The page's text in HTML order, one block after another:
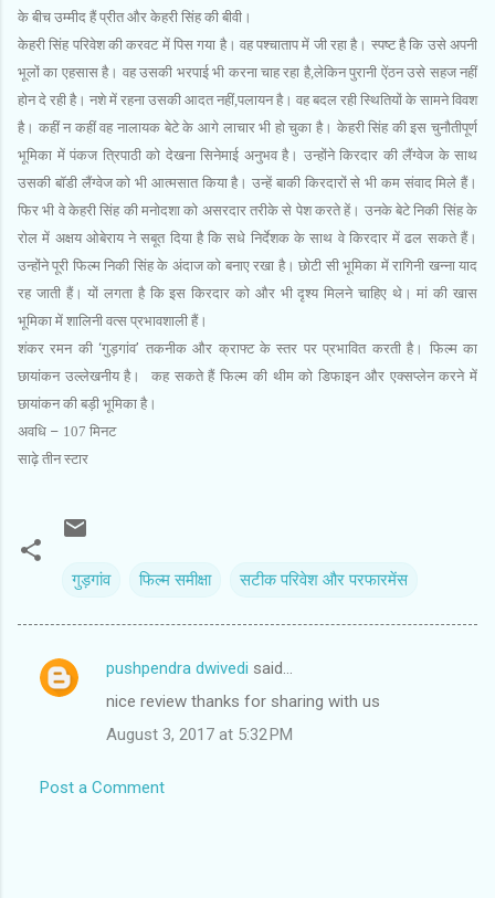
के बीच उम्‍मीद हैं प्रीत और केहरी सिंह की बीवी।
केहरी सिंह परिवेश की करवट में पिस गया है। वह पश्‍चाताप में जी रहा है। स्‍पष्‍ट है कि उसे अपनी
भूलों का एहसास है। वह उसकी भरपाई भी करना चाह रहा है,लेकिन पुरानी ऐंठन उसे सहज नहीं
होन दे रही है। नशे में रहना उसकी आदत नहीं,पलायन है। वह बदल रही स्थितियों के सामने विवश
है। कहीं न कहीं वह नालायक बेटे के आगे लाचार भी हो चुका है। केहरी सिंह की इस चुनौतीपूर्ण
भूमिका में पंकज त्रिपाठी को देखना सिनेमाई अनुभव है। उन्‍होंने किरदार की लैंग्‍वेज के साथ
उसकी बॉडी लैंग्‍वेज को भी आत्‍मसात किया है। उन्‍हें बाकी किरदारों से भी कम संवाद मिले हैं।
फिर भी वे केहरी सिंह की मनोदशा को असरदार तरीके से पेश करते हें। उनके बेटे निकी सिंह के
रोल में अक्षय ओबेराय ने सबूत दिया है कि सधे निर्देशक के साथ वे किरदार में ढल सकते हैं।
उन्‍होंने पूरी फिल्‍म निकी सिंह के अंदाज को बनाए रखा है। छोटी सी भूमिका में रागिनी खन्‍ना याद
रह जाती हैं। यों लगता है कि इस किरदार को और भी दृश्‍य मिलने चाहिए थे। मां की खास
भूमिका में शालिनी वत्‍स प्रभावशाली हैं।
शंकर रमन की ‘गुड़गांव’ तकनीक और क्राफ्ट के स्‍तर पर प्रभावित करती है। फिल्‍म का
छायांकन उल्‍लेखनीय है।
कह सकते हैं फिल्‍म की थीम को डिफाइन और एक्‍सप्‍लेन करने में
छायांकन की बड़ी भूमिका है।
अवधि – 107 मिनट
साढ़े तीन स्‍टार
गुड़गांव फिल्‍म समीक्षा सटीक परिवेश और परफारमेंस
C
pushpendra dwivedi said…
nice review thanks for sharing with us
August 3, 2017 at 5:32 PM
Post a Comment